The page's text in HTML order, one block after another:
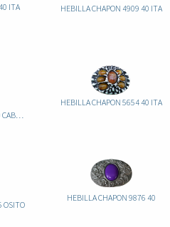
ITA
HEBILLA CHAPON 4909 40 ITA
HEBILLA CHAPON 5654 40 ITA
OSITO
HEBILLA CHAPON 9876 40